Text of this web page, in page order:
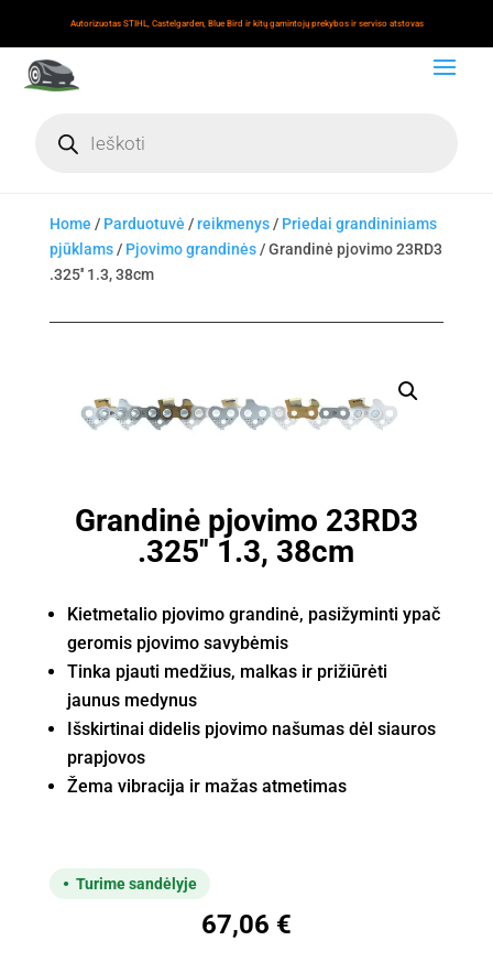
Autorizuotas STIHL, Castelgarden, Blue Bird ir kitų gamintojų prekybos ir serviso atstovas
search
Home / Parduotuvė /reikmenys/ Priedai grandininiams
pjūklams/ Pjovimo grandinės/ Grandinė pjovimo 23RD3
.325'' 1.3, 38cm
Grandinė pjovimo 23RD3
.325'' 1.3, 38cm
Kietmetalio pjovimo grandinė, pasižyminti ypač
geromis pjovimo savybėmis
Tinka pjauti medžius, malkas ir prižiūrėti
jaunus medynus
Išskirtinai didelis pjovimo našumas dėl siauros
prapjovos
Žema vibracija ir mažas atmetimas
Turime sandėlyje
67,06 €